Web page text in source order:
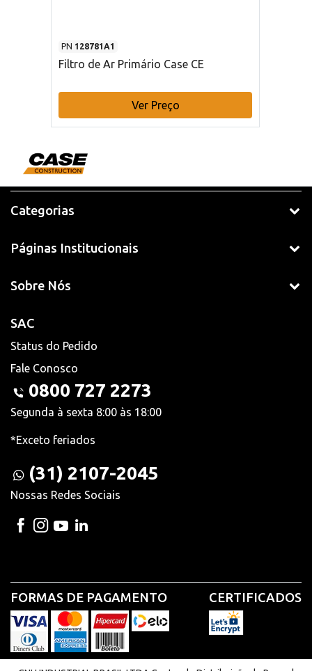
PN 128781A1
Filtro de Ar Primário Case CE
Ver Preço
Categorias
Páginas Institucionais
Sobre Nós
SAC
Status do Pedido
Fale Conosco
0800 727 2273
Segunda à sexta 8:00 às 18:00
*Exceto feriados
(31) 2107-2045
Nossas Redes Sociais
FORMAS DE PAGAMENTO CERTIFICADOS